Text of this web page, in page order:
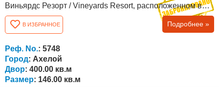
Виньярдс Резорт / Vineyards Resort, расположенном в
юго-восточной Болгарии, недалеко от моря, городка
Каблешково, а также до курортов поселка Ахелой (в 5 км
от пляжа) и курорта Солнечный Берег (10 мин езды).
Комплекс расположен на красивом холме у подножия
горы Стара планина с прекрасным...
В ИЗБРАННОЕ Подробнее »
Реф. No.: 5748
Город: Ахелой
Двор: 400.00 кв.м
Размер: 146.00 кв.м